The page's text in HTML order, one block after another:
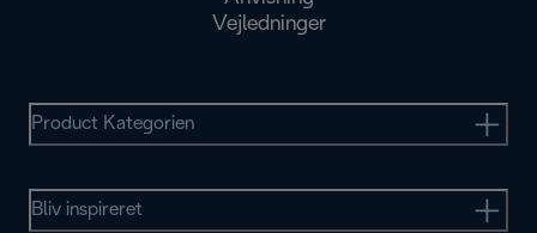
Vejledninger
Product Kategorien
Bliv inspireret